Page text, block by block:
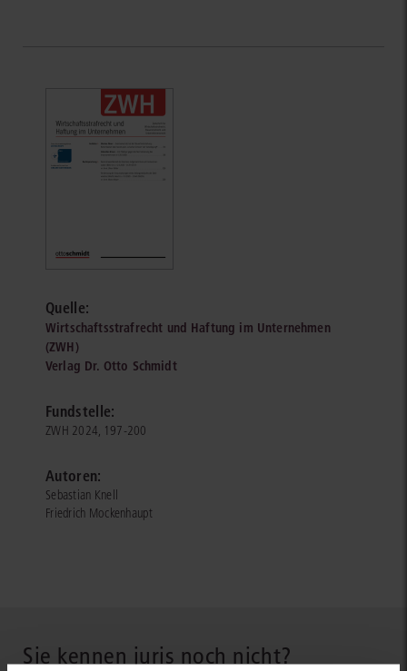
Quelle:
Wirtschaftsstrafrecht und Haftung im Unternehmen
(ZWH)
Verlag Dr. Otto Schmidt
Fundstelle:
ZWH 2024, 197-200
Autoren:
Sebastian Knell
Friedrich Mockenhaupt
Sie kennen juris noch nicht?